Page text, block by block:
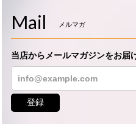
Mail メルマガ
当店からメールマガジンをお届
登録